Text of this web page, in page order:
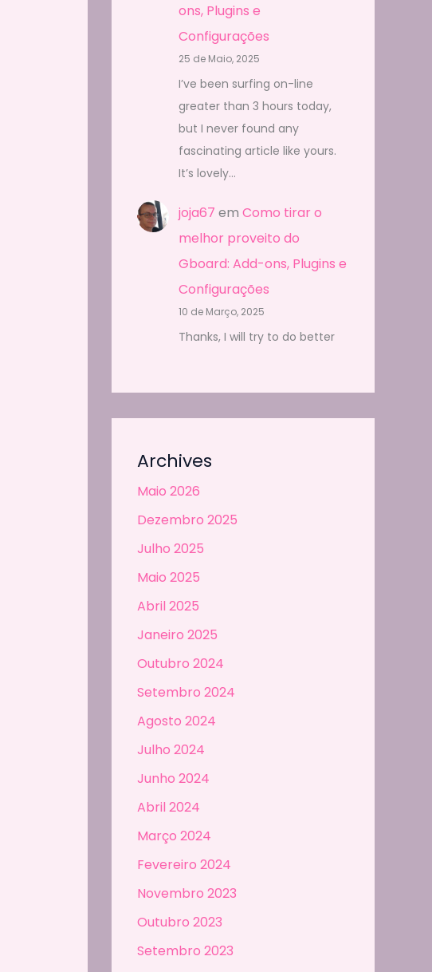
ons, Plugins e
Configurações
25 de Maio, 2025
I’ve been surfing on-line
greater than 3 hours today,
but I never found any
fascinating article like yours.
It’s lovely…
joja67 em Como tirar o
melhor proveito do
Gboard: Add-ons, Plugins e
Configurações
10 de Março, 2025
Thanks, I will try to do better
Archives
Maio 2026
Dezembro 2025
Julho 2025
Maio 2025
Abril 2025
Janeiro 2025
Outubro 2024
Setembro 2024
Agosto 2024
Julho 2024
Junho 2024
Abril 2024
Março 2024
Fevereiro 2024
Novembro 2023
Outubro 2023
Setembro 2023